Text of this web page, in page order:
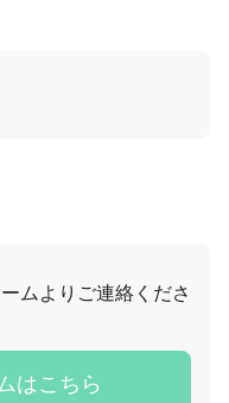
ムよりご連絡くださ
はこちら